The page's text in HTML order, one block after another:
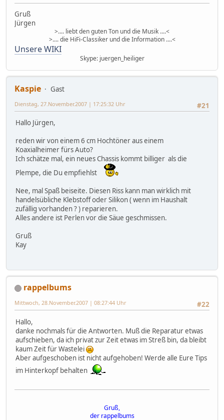
Gruß
Jürgen
>.... liebt den guten Ton und die Musik ....<
>.... die HiFi-Classiker und die Information ....<
Unsere WIKI
Skype: juergen_heiliger
Kaspie
Gast
#21
Dienstag, 27.November.2007 | 17:25:32 Uhr
Hallo Jürgen,
reden wir von einem 6 cm Hochtöner aus einem
Koaxialheimer fürs Auto?
Ich schätze mal, ein neues Chassis kommt billiger als die
Plempe, die Du empfiehlst
Nee, mal Spaß beiseite. Diesen Riss kann man wirklich mit
handelsübliche Klebstoff oder Silikon ( wenn im Haushalt
zufällig vorhanden ? ) reparieren.
Alles andere ist Perlen vor die Säue geschmissen.
Gruß
Kay
rappelbums
#22
Mittwoch, 28.November.2007 | 08:27:44 Uhr
Hallo,
danke nochmals für die Antworten. Muß die Reparatur etwas
aufschieben, da ich privat zur Zeit etwas im Streß bin, da bleibt
kaum Zeit für Wastelei
Aber aufgeschoben ist nicht aufgehoben! Werde alle Eure Tips
im Hinterkopf behalten
Gruß,
der rappelbums